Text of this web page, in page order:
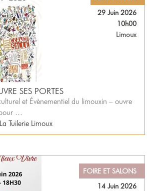
29 Juin 2026
10h00
Limoux
SES PORTES
et Évènementiel du limouxin – ouvre
…
Tuilerie Limoux
FOIRE ET SALONS
14 Juin 2026